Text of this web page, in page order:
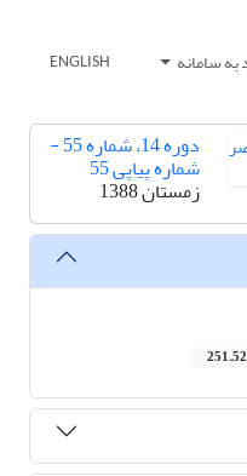
به سامانه ENGLISH
دوره 14، شماره 55 -
شماره پیاپی 55
زمستان 1388